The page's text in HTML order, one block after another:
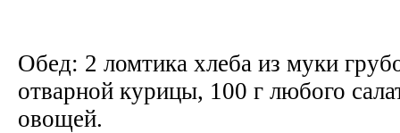
Обед: 2 ломтика хлеба из муки
отварной курицы, 100 г любого
овощей.